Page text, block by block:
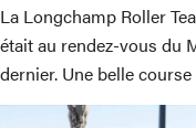
La Longchamp Roller
était au rendez-vous du
dernier. Une belle